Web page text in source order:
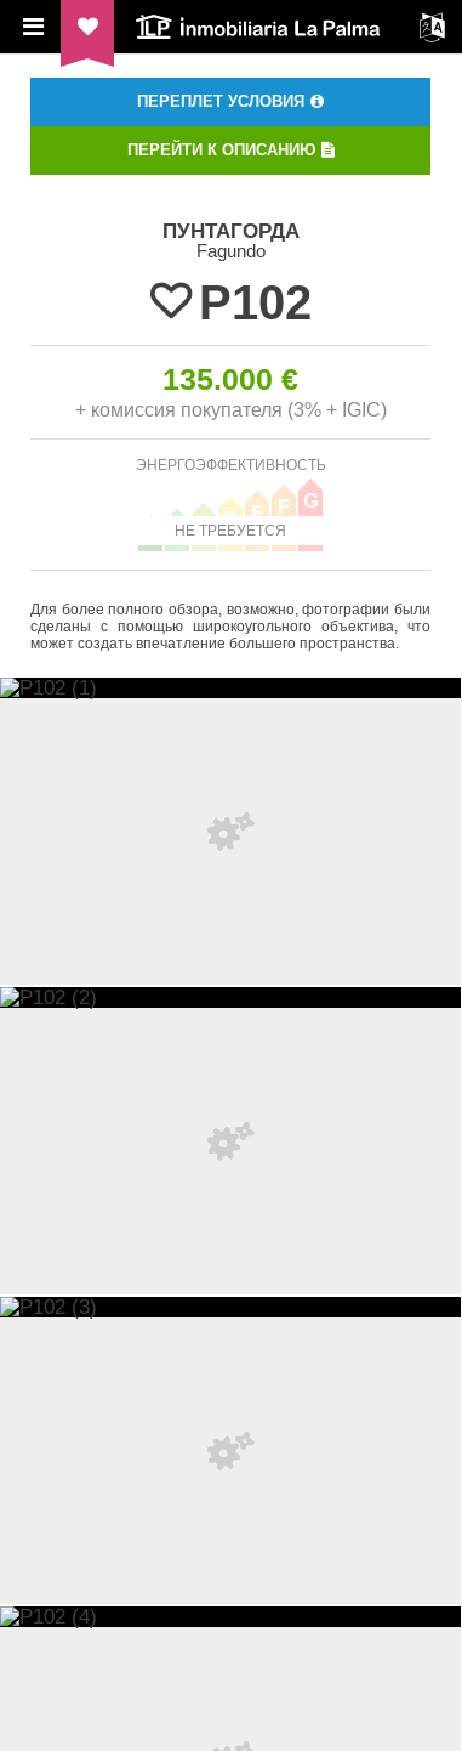
ILP Inmobiliaria La Palma
ПЕРЕПЛЕТ УСЛОВИЯ
ПЕРЕЙТИ К ОПИСАНИЮ
ПУНТАГОРДА
Fagundo
P102
135.000 €
+ комиссия покупателя (3% + IGIC)
ЭНЕРГОЭФФЕКТИВНОСТЬ
B C D E F G
НЕ ТРЕБУЕТСЯ
Для более полного обзора, возможно, фотографии были
сделаны с помощью широкоугольного объектива, что
может создать впечатление большего пространства.